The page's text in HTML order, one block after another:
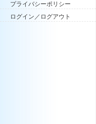
プライバシーポリシー
ログイン／ログアウト